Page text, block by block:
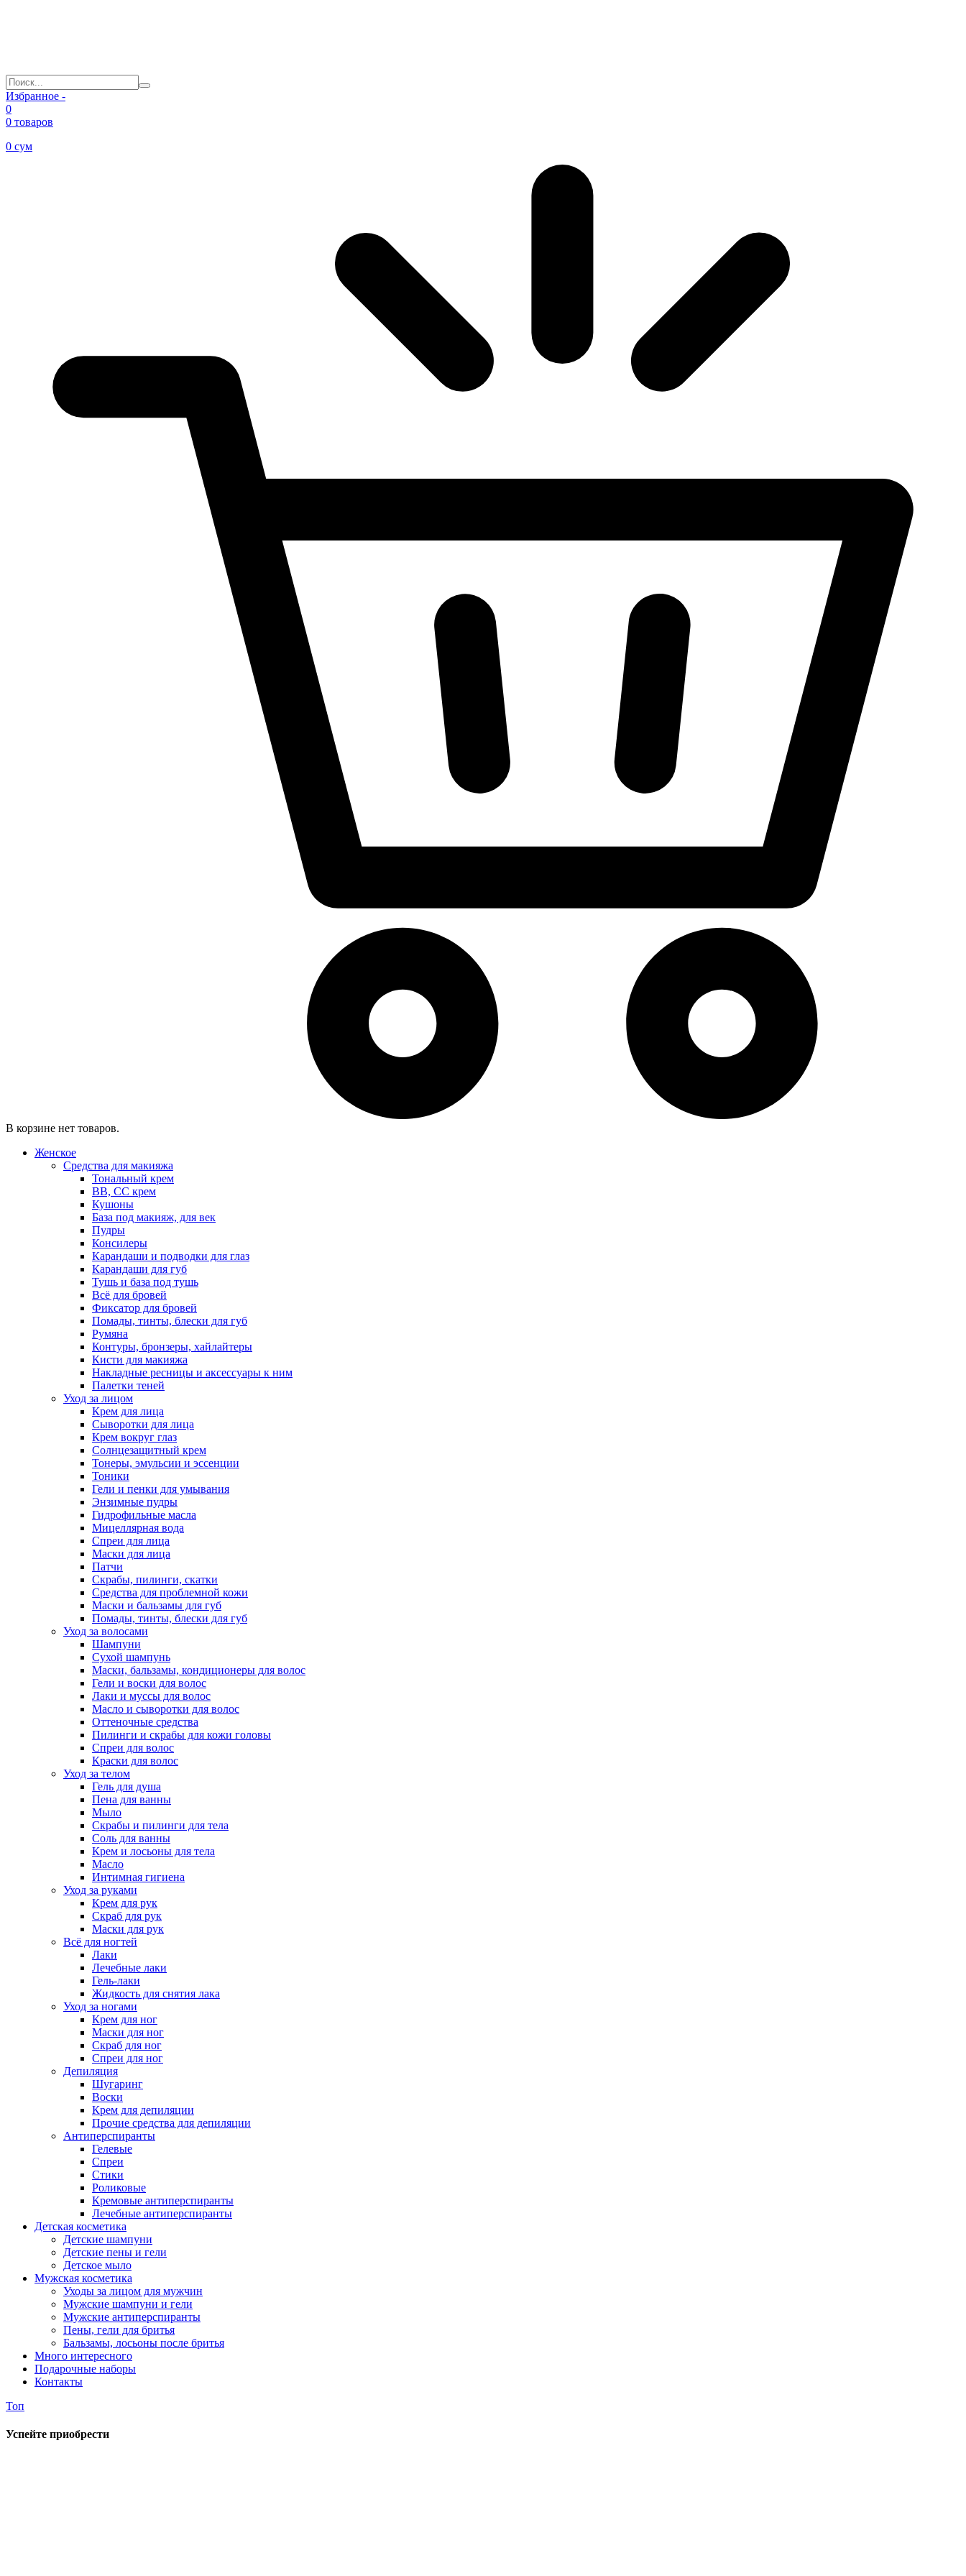
Избранное -
0
0 товаров
0 сум
В корзине нет товаров.
Женское
Средства для макияжа
Тональный крем
BB, CC крем
Кушоны
База под макияж, для век
Пудры
Консилеры
Карандаши и подводки для глаз
Карандаши для губ
Тушь и база под тушь
Всё для бровей
Фиксатор для бровей
Помады, тинты, блески для губ
Румяна
Контуры, бронзеры, хайлайтеры
Кисти для макияжа
Накладные ресницы и аксессуары к ним
Палетки теней
Уход за лицом
Крем для лица
Сыворотки для лица
Крем вокруг глаз
Солнцезащитный крем
Тонеры, эмульсии и эссенции
Тоники
Гели и пенки для умывания
Энзимные пудры
Гидрофильные масла
Мицеллярная вода
Спреи для лица
Маски для лица
Патчи
Скрабы, пилинги, скатки
Средства для проблемной кожи
Маски и бальзамы для губ
Помады, тинты, блески для губ
Уход за волосами
Шампуни
Сухой шампунь
Маски, бальзамы, кондиционеры для волос
Гели и воски для волос
Лаки и муссы для волос
Масло и сыворотки для волос
Оттеночные средства
Пилинги и скрабы для кожи головы
Спреи для волос
Краски для волос
Уход за телом
Гель для душа
Пена для ванны
Мыло
Скрабы и пилинги для тела
Соль для ванны
Крем и лосьоны для тела
Масло
Интимная гигиена
Уход за руками
Крем для рук
Скраб для рук
Маски для рук
Всё для ногтей
Лаки
Лечебные лаки
Гель-лаки
Жидкость для снятия лака
Уход за ногами
Крем для ног
Маски для ног
Скраб для ног
Спреи для ног
Депиляция
Шугаринг
Воски
Крем для депиляции
Прочие средства для депиляции
Антиперспиранты
Гелевые
Спреи
Стики
Роликовые
Кремовые антиперспиранты
Лечебные антиперспиранты
Детская косметика
Детские шампуни
Детские пены и гели
Детское мыло
Мужская косметика
Уходы за лицом для мужчин
Мужские шампуни и гели
Мужские антиперспиранты
Пены, гели для бритья
Бальзамы, лосьоны после бритья
Много интересного
Подарочные наборы
Контакты
Топ
Успейте приобрести